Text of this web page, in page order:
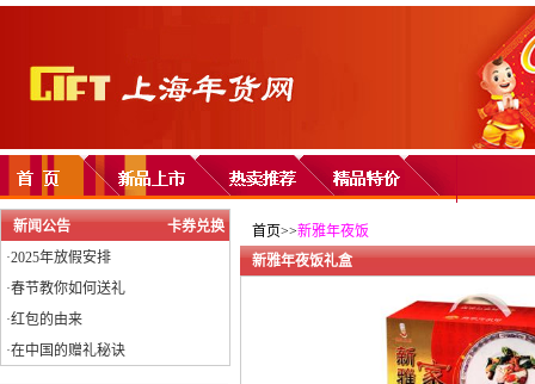
新闻公告
卡券兑换
·2025年放假安排
·春节教你如何送礼
·红包的由来
·在中国的赠礼秘诀
首页>>新雅年夜饭
新雅年夜饭礼盒